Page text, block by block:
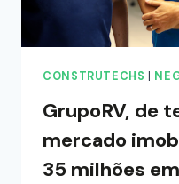
CONSTRUTECHS
GrupoRV, de
mercado
35 milhões